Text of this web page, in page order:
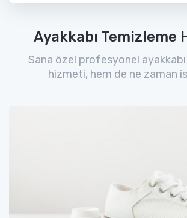
Ayakkabı Temizleme
Sana özel profesyonel
hizmeti, hem de ne zaman